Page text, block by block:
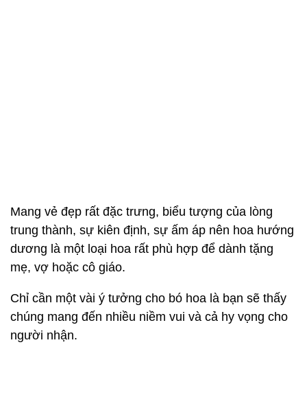
Mang vẻ đẹp rất đặc trưng, biểu tượng của lòng
trung thành, sự kiên định, sự ấm áp nên hoa hướng
dương là một loại hoa rất phù hợp để dành tặng
mẹ, vợ hoặc cô giáo.
Chỉ cần một vài ý tưởng cho bó hoa là bạn sẽ thấy
chúng mang đến nhiều niềm vui và cả hy vọng cho
người nhận.